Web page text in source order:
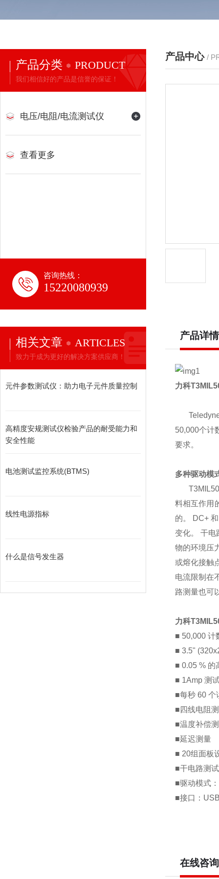
产品分类 PRODUCT
我们相信好的产品是信誉的保证！
电压/电阻/电流测试仪
查看更多
咨询热线：
15220080939
相关文章 ARTICLES
致力于成为更好的解决方案供应商！
元件参数测试仪：助力电子元件质量控制
高精度安规测试仪检验产品的耐受能力和
安全性能
电池测试监控系统(BTMS)
线性电源指标
什么是信号发生器
产品中心 /
产品详情
力科
50,000个计
要求。
多种驱动模
料相互作用
的。
DC+和
变化。
干电
物的环境压
或熔化接触
电流限制在
路测量也可
力科
■ 50,000 计
■ 3.5"
■ 0.05 % 的
■ 1Amp 测
■每秒 60 个
■ 四线电阻
■温度补偿
■延迟测量
■ 20组面板
■干电路测
■驱动模式：
■接口：
在线咨询